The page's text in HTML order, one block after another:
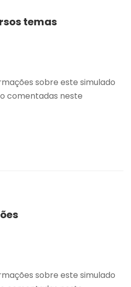
temas
sobre este simulado
comentadas neste
sobre este simulado